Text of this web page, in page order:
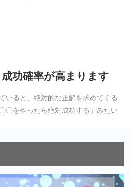
功確率が高まります
いると、絶対的な正解を求めてくる
〇をやったら絶対成功する」みたい